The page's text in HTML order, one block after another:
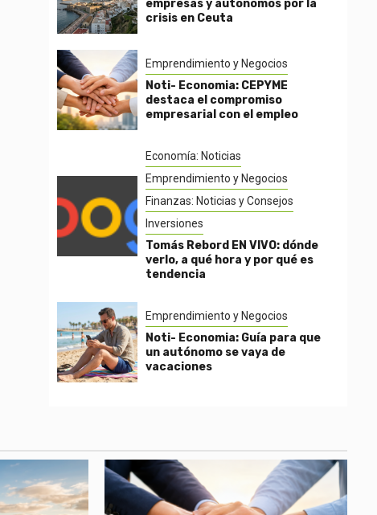
empresas y autónomos por la
crisis en Ceuta
Emprendimiento y Negocios
Noti- Economia: CEPYME
destaca el compromiso
empresarial con el empleo
Economía: Noticias
Emprendimiento y Negocios
Finanzas: Noticias y Consejos
Inversiones
Tomás Rebord EN VIVO: dónde
verlo, a qué hora y por qué es
tendencia
Emprendimiento y Negocios
Noti- Economia: Guía para que
un autónomo se vaya de
vacaciones